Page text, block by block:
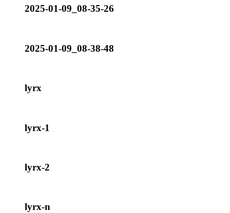
2025-01-09_08-35-26
2025-01-09_08-38-48
lyrx
lyrx-1
lyrx-2
lyrx-n